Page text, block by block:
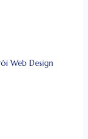
Web Design